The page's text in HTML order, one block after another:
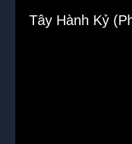
Tây Hành Kỷ